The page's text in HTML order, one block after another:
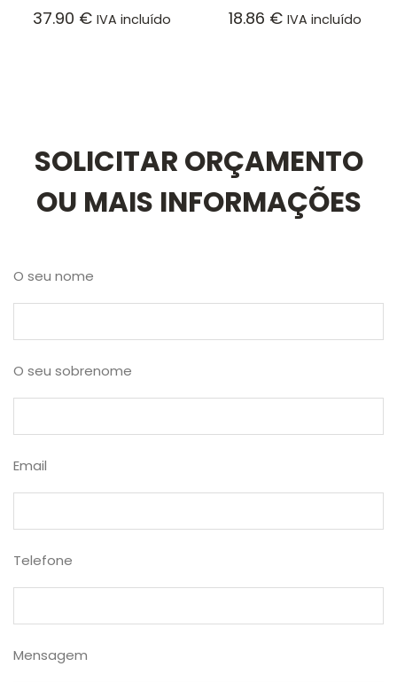
37.90 € IVA incluído 18.86 € IVA incluído
SOLICITAR ORÇAMENTO
OU MAIS INFORMAÇÕES
O seu nome
O seu sobrenome
Email
Telefone
Mensagem